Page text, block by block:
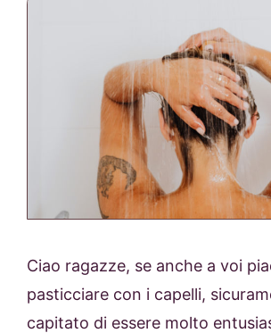
Ciao ragazze, se anche a voi
pasticciare con i capelli,
capitato di essere molto